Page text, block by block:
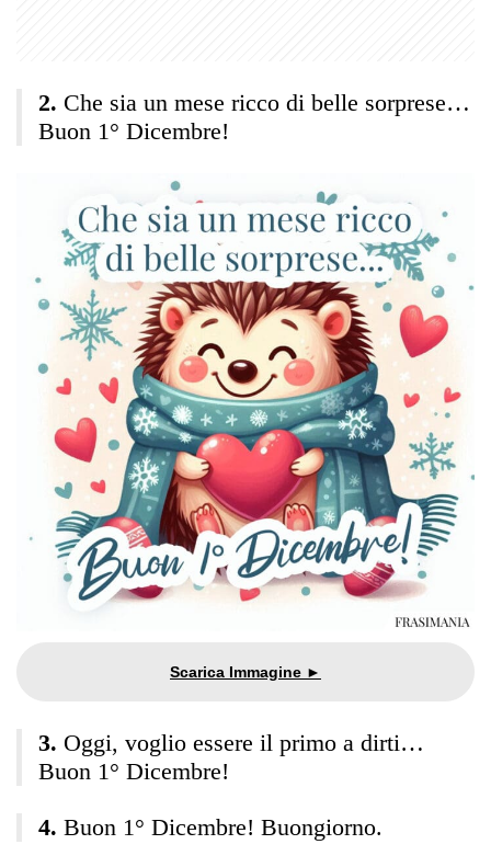
Che sia un mese ricco di belle sorprese…
Buon 1° Dicembre!
Oggi, voglio essere il primo a dirti…
Buon 1° Dicembre!
Buon 1° Dicembre! Buongiorno.